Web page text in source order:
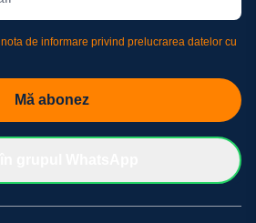
nota de informare privind prelucrarea datelor cu
Mă abonez